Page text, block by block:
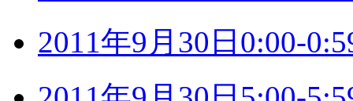
2011年9月30日0:00-